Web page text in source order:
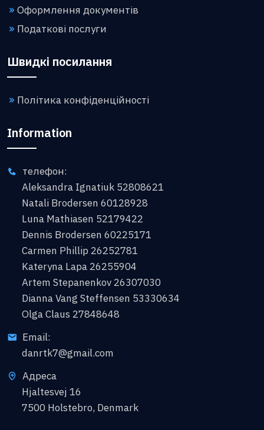
Оформлення документів
Податкові послуги
Швидкі посилання
Політика конфіденційності
Information
телефон:
Aleksandra Ignatiuk 52808621
Natali Brodersen 60128928
Luna Mathiasen 52179422
Dennis Brodersen 60225171
Carmen Phillip 26252781
Kateryna Lapa 26255904
Artem Stepanenkov 26307030
Dianna Vang Steffensen 53330634
Olga Claus 27848648
Email:
danrtk7@gmail.com
Адреса
Hjaltesvej 16
7500 Holstebro, Denmark